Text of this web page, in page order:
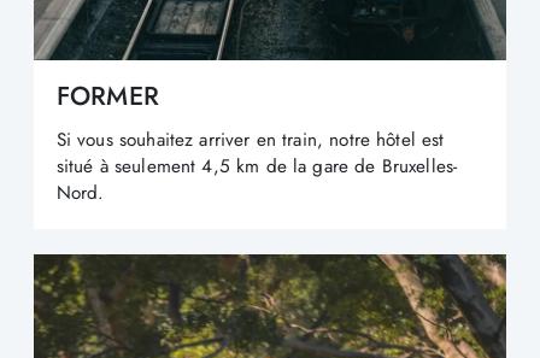
FORMER
Si vous souhaitez arriver en train, notre hôtel est
situé à seulement 4,5 km de la gare de Bruxelles-
Nord.